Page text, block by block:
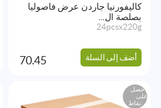
كاليفورنيا جاردن عرض فاصوليا
بصلصة ال...
24pcsx220g
أضف إلى السلة 70.45
احصل
على
نقاط